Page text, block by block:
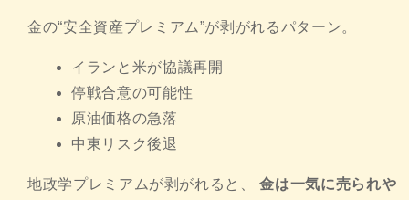
金の“安全資産プレミアム”が剥がれるパターン。
イランと米が協議再開
停戦合意の可能性
原油価格の急落
中東リスク後退
地政学プレミアムが剥がれると、金は一気に売られや